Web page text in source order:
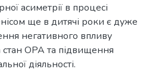
асиметрії в процесі
ще в дитячі роки є дуже
негативного впливу
стан ОРА та підвищення
діяльності.